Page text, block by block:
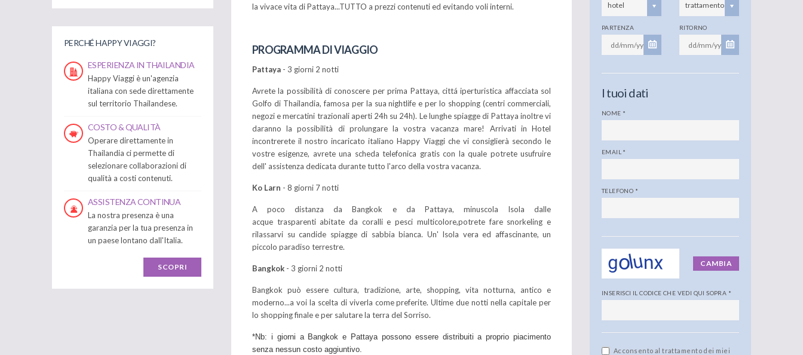
PERCHÉ HAPPY VIAGGI?
ESPERIENZA IN THAILANDIA
Happy Viaggi è un'agenzia
italiana con sede direttamente
sul territorio Thailandese.
COSTO & QUALITÀ
Operare direttamente in
Thailandia ci permette di
selezionare collaborazioni di
qualità a costi contenuti.
ASSISTENZA CONTINUA
La nostra presenza è una
garanzia per la tua presenza in
un paese lontano dall'Italia.
SCOPRI
la vivace vita di Pattaya...TUTTO a prezzi contenuti ed evitando voli interni.
PROGRAMMA DI VIAGGIO
Pattaya - 3 giorni 2 notti
Avrete la possibilità di conoscere per prima Pattaya, cittá iperturistica affacciata sol
Golfo di Thailandia, famosa per la sua nightlife e per lo shopping (centri commerciali,
negozi e mercatini trazionali aperti 24h su 24h). Le lunghe spiagge di Pattaya inoltre vi
daranno la possibilità di prolungare la vostra vacanza mare! Arrivati in Hotel
incontrerete il nostro incaricato italiano Happy Viaggi che vi consiglierà secondo le
vostre esigenze, avrete una scheda telefonica gratis con la quale potrete usufruire
dell' assistenza dedicata durante tutto l'arco della vostra vacanza.
Ko Larn - 8 giorni 7 notti
A poco distanza da Bangkok e da Pattaya, minuscola Isola dalle
acque trasparenti abitate da coralli e pesci multicolore,potrete fare snorkeling e
rilassarvi su candide spiagge di sabbia bianca. Un' Isola vera ed affascinante, un
piccolo paradiso terrestre.
Bangkok - 3 giorni 2 notti
Bangkok può essere cultura, tradizione, arte, shopping, vita notturna, antico e
moderno...a voi la scelta di viverla come preferite. Ultime due notti nella capitale per
lo shopping finale e per salutare la terra del Sorriso.
*Nb: i giorni a Bangkok e Pattaya possono essere distribuiti a proprio piacimento
senza nessun costo aggiuntivo.
hotel trattamento
PARTENZA RITORNO
I tuoi dati
NOME *
EMAIL *
TELEFONO *
CAMBIA
INSERISCI IL CODICE CHE VEDI QUI SOPRA *
Acconsento al trattamento dei miei